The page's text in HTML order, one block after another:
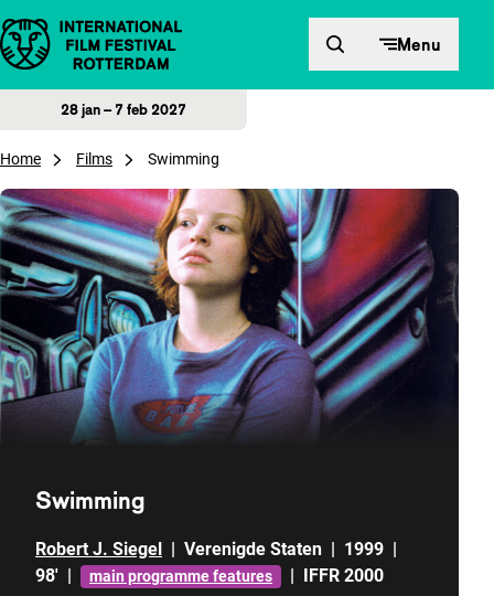
Direct naar inhoud Menu
28 jan – 7 feb 2027
Home Films Swimming
Swimming
Robert J. Siegel | Verenigde Staten | 1999 |
98' | main programme features | IFFR 2000